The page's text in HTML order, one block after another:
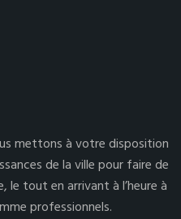
mettons à votre disposition
de la ville pour faire de
tout en arrivant à l’heure à
professionnels.